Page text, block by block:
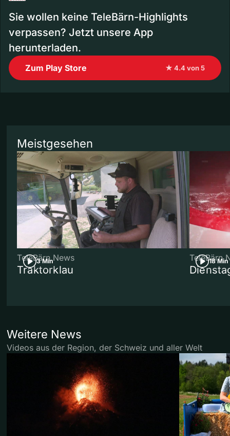
Sie wollen keine TeleBärn-Highlights
verpassen? Jetzt unsere App
herunterladen.
Zum Play Store ★ 4.4 von 5
Meistgesehen
3 Min
TeleBärn News
Traktorklau
18 Min
TeleBärn
Weitere News
Videos aus der Region, der Schweiz und aller Welt